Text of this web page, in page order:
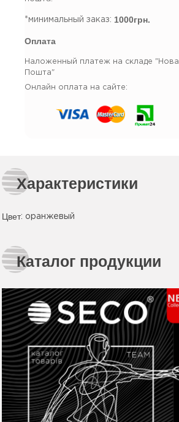
*минимальный заказ: 1000грн.
Оплата
Наложенный платеж на складе "Нова
Пошта"
Онлайн оплата на сайте:
Характеристики
Цвет: оранжевый
Каталог продукции